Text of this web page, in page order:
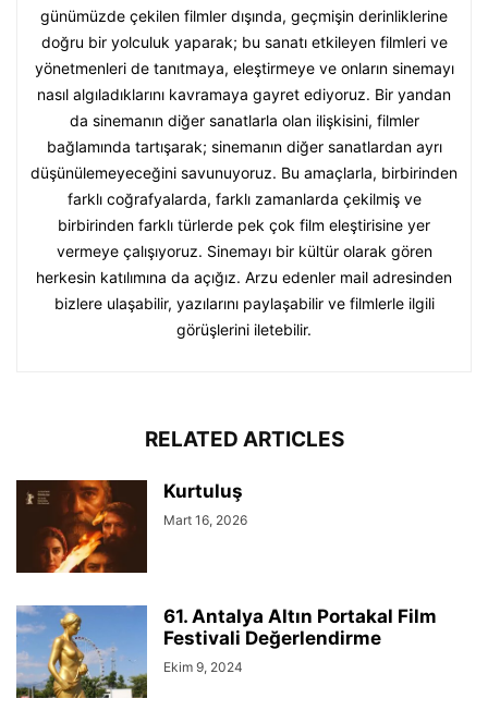
günümüzde çekilen filmler dışında, geçmişin derinliklerine
doğru bir yolculuk yaparak; bu sanatı etkileyen filmleri ve
yönetmenleri de tanıtmaya, eleştirmeye ve onların sinemayı
nasıl algıladıklarını kavramaya gayret ediyoruz. Bir yandan
da sinemanın diğer sanatlarla olan ilişkisini, filmler
bağlamında tartışarak; sinemanın diğer sanatlardan ayrı
düşünülemeyeceğini savunuyoruz. Bu amaçlarla, birbirinden
farklı coğrafyalarda, farklı zamanlarda çekilmiş ve
birbirinden farklı türlerde pek çok film eleştirisine yer
vermeye çalışıyoruz. Sinemayı bir kültür olarak gören
herkesin katılımına da açığız. Arzu edenler mail adresinden
bizlere ulaşabilir, yazılarını paylaşabilir ve filmlerle ilgili
görüşlerini iletebilir.
RELATED ARTICLES
Kurtuluş
Mart 16, 2026
61. Antalya Altın Portakal Film
Festivali Değerlendirme
Ekim 9, 2024